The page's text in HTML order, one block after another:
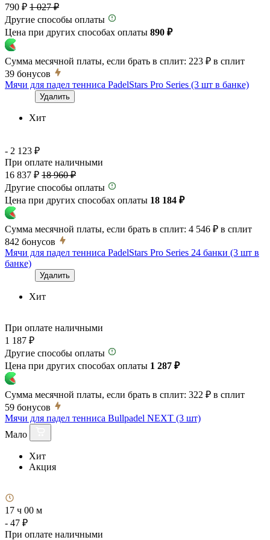
790 ₽ 1 027 ₽
Другие способы оплаты
Цена при других способах оплаты 890 ₽
Сумма месячной платы, если брать в сплит: 223 ₽ в сплит
39 бонусов
Мячи для падел тенниса PadelStars Pro Series (3 шт в банке)
Удалить
Хит
- 2 123 ₽
При оплате наличными
16 837 ₽ 18 960 ₽
Другие способы оплаты
Цена при других способах оплаты 18 184 ₽
Сумма месячной платы, если брать в сплит: 4 546 ₽ в сплит
842 бонусов
Мячи для падел тенниса PadelStars Pro Series 24 банки (3 шт в
банке)
Удалить
Хит
При оплате наличными
1 187 ₽
Другие способы оплаты
Цена при других способах оплаты 1 287 ₽
Сумма месячной платы, если брать в сплит: 322 ₽ в сплит
59 бонусов
Мячи для падел тенниса Bullpadel NEXT (3 шт)
Мало
Хит
Акция
17 ч 00 м
- 47 ₽
При оплате наличными